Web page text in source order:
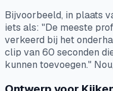
Bijvoorbeeld, in plaats
iets als: "De meeste
verkeerd bij het
clip van 60 seconden
kunnen toevoegen." Nou,